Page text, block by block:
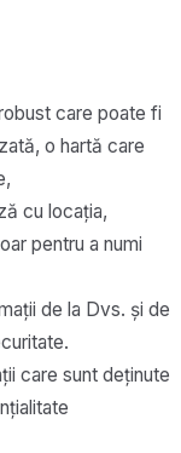
care poate fi
o hartă care
cu locația,
pentru a numi
de la Dvs. și de
care sunt deținute